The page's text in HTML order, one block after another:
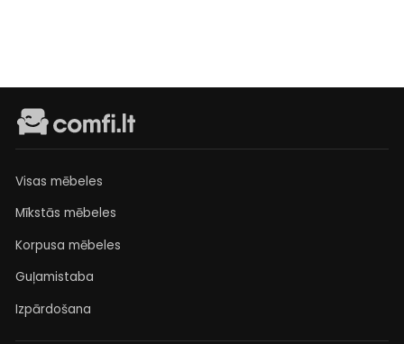
Visas mēbeles
Mīkstās mēbeles
Korpusa mēbeles
Guļamistaba
Izpārdošana